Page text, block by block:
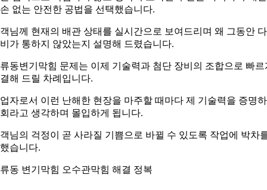
없는 안전한 공법을 선택했습니다.
님께 현재의 배관 상태를 실시간으로 보여드리며 왜 그동안
가 통하지 않았는지 설명해 드렸습니다.
동변기막힘 문제는 이제 기술력과 첨단 장비의 조합으로 빠르
해 드릴 차례입니다.
자로서 이런 난해한 현장을 마주할 때마다 제 기술력을 증명
라고 생각하며 몰입하게 됩니다.
님의 걱정이 곧 사라질 기쁨으로 바뀔 수 있도록 작업에 박차
습니다.
동 변기막힘 오수관막힘 해결 정복